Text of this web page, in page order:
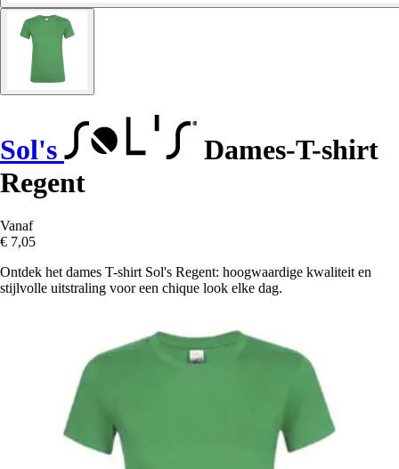
Sol's
Dames-T-shirt
Regent
Vanaf
€ 7,05
Ontdek het dames T-shirt Sol's Regent: hoogwaardige kwaliteit en
stijlvolle uitstraling voor een chique look elke dag.